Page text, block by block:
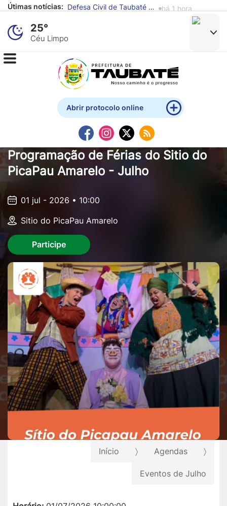
Útimas notícias: Defesa Civil de Taubaté alerta para previsão de chuva e ventos fortes há 1 hora
25°
Céu Limpo
Abrir protocolo online
Programação de Férias do Sitio do
PicaPau Amarelo - Julho
01 jul - 2026 • 10:00
Sitio do PicaPau Amarelo
Participe
Início Agendas
Eventos de Julho